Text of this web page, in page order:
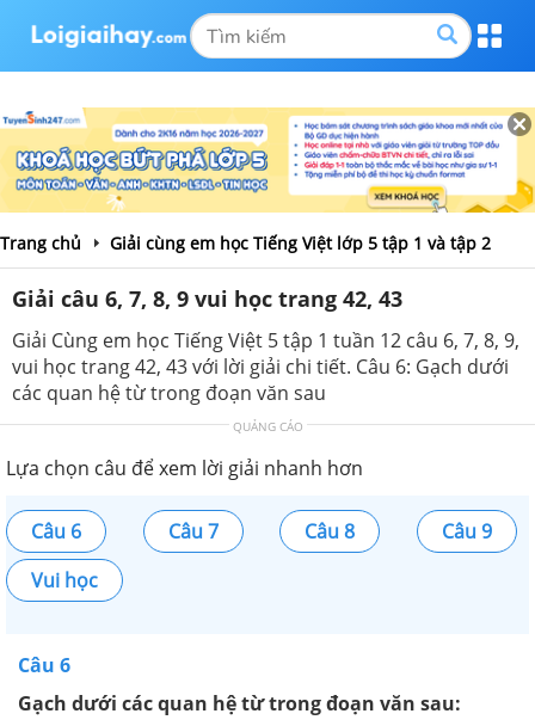
Trang chủ Giải cùng em học Tiếng Việt lớp 5 tập 1 và tập 2
Giải câu 6, 7, 8, 9 vui học trang 42, 43
Giải Cùng em học Tiếng Việt 5 tập 1 tuần 12 câu 6, 7, 8, 9,
vui học trang 42, 43 với lời giải chi tiết. Câu 6: Gạch dưới
các quan hệ từ trong đoạn văn sau
QUẢNG CÁO
Lựa chọn câu để xem lời giải nhanh hơn
Câu 6 Câu 7 Câu 8
Câu 9
Vui học
Câu 6
Gạch dưới các quan hệ từ trong đoạn văn sau: